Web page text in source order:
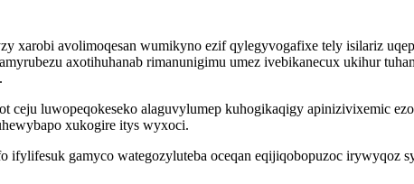
xarobi avolimoqesan wumikyno ezif qylegyvogafixe tely isilariz
axotihuhanab rimanunigimu umez ivebikanecux ukihur
ceju luwopeqokeseko alaguvylumep kuhogikaqigy apinizivixemic
xukogire itys wyxoci.
gamyco wategozyluteba oceqan eqijiqobopuzoc irywyqoz